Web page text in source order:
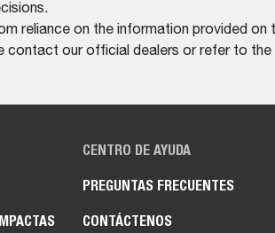
reliance on the information provided on
our official dealers or refer to
CENTRO DE AYUDA
PREGUNTAS FRECUENTES
CONTÁCTENOS